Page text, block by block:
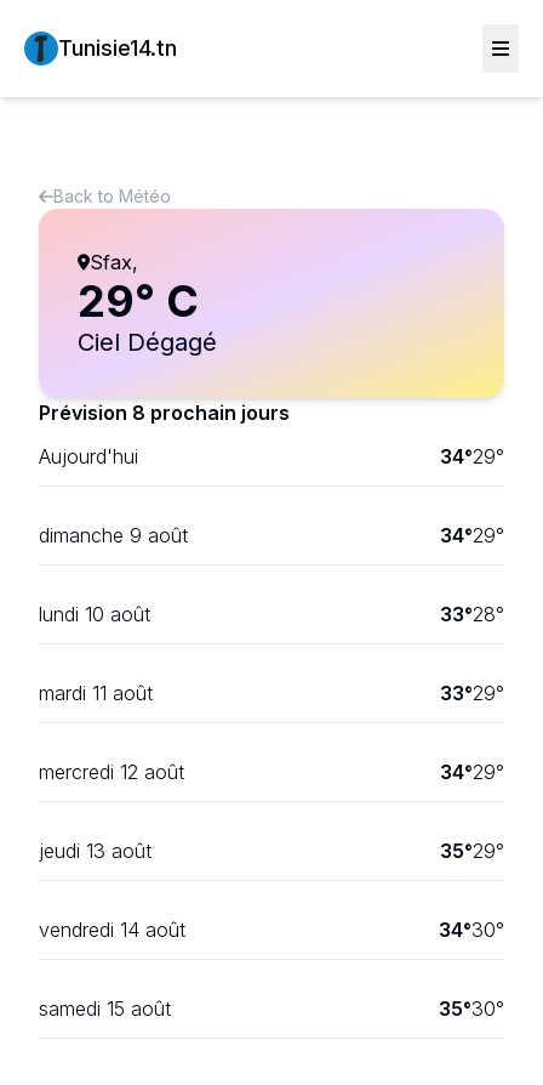
Tunisie14.tn
Back to Météo
Sfax,
29° C
Ciel Dégagé
Prévision 8 prochain jours
Aujourd'hui
34°29°
dimanche 9 août 34°29°
lundi 10 août 33°28°
mardi 11 août 33°29°
mercredi 12 août 34°29°
jeudi 13 août 35°29°
vendredi 14 août 34°30°
samedi 15 août 35°30°